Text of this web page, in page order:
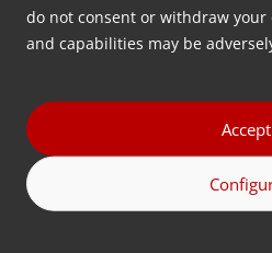
do not consent or withdraw
and capabilities may be
Accept
หมายเลข
ที่
อยู่
Country